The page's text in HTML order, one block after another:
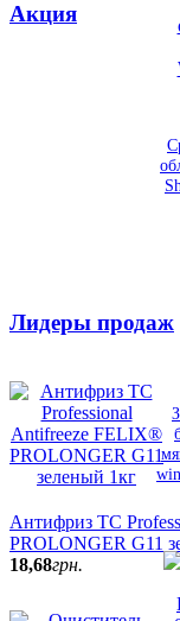
Акция
Лидеры продаж
Антифриз ТС
PROLONGER G11
18,68грн.